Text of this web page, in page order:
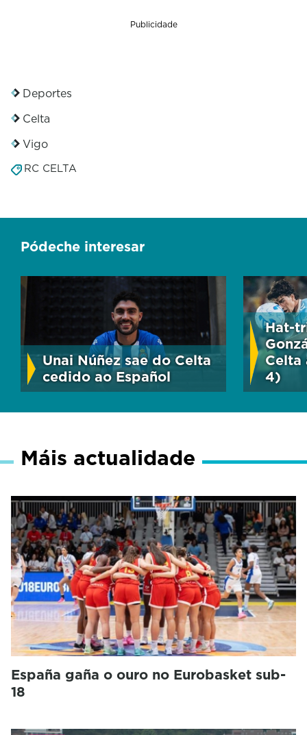
Publicidade
Deportes
Celta
Vigo
RC CELTA
Pódeche interesar
Unai Núñez sae do Celta
cedido ao Español
Hat-
Celta
4)
Máis actualidade
España gaña o ouro no Eurobasket sub-
18